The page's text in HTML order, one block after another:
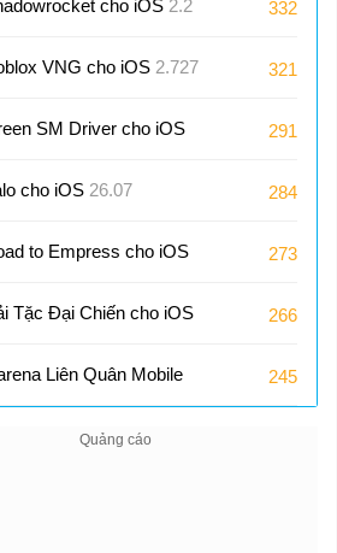
cho iOS 2.2 332
VNG cho iOS 2.727 321
SM Driver cho iOS 291
cho iOS 26.07 284
to Empress cho iOS 273
Tặc Đại Chiến cho iOS 266
Liên Quân Mobile 245